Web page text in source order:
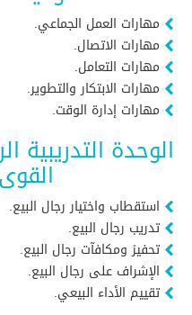
مهارات العمل الجماعي.
مهارات الاتصال.
مهارات التعامل.
مهارات الابتكار والتطوير.
مهارات إدارة الوقت.
الوحدة التدريبية
استقطاب واختيار رجال البيع.
تدريب رجال البيع.
تحفيز ومكافآت رجال البيع.
الإشراف على رجال البيع.
تقييم الأداء البيعي.